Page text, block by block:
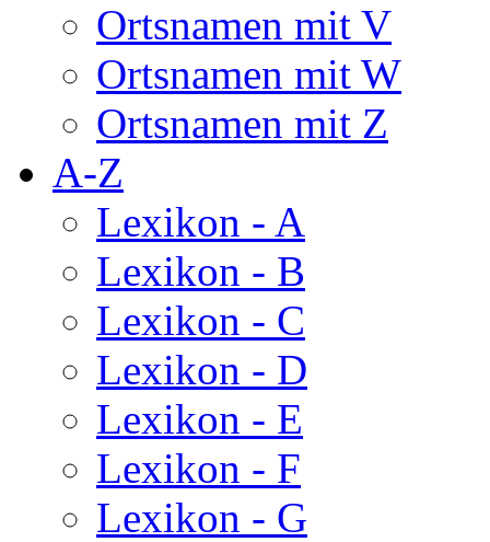
Ortsnamen mit V
Ortsnamen mit W
Ortsnamen mit Z
A-Z
Lexikon - A
Lexikon - B
Lexikon - C
Lexikon - D
Lexikon - E
Lexikon - F
Lexikon - G